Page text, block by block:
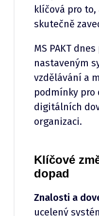
klíčová pro to,
skutečně
MS PAKT
nastaveným
vzdělávání a
podmínky pro
digitálních
organizaci.
Klíčové
dopad
Znalosti a
ucelený